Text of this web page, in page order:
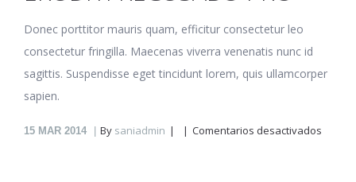
Donec porttitor mauris quam, efficitur consectetur leo
consectetur fringilla. Maecenas viverra venenatis nunc id
sagittis. Suspendisse eget tincidunt lorem, quis ullamcorper
sapien.
15 MAR 2014 By saniadmin Comentarios desactivados